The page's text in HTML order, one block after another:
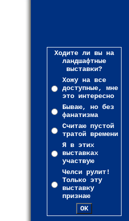
Ходите ли вы на
ландшафтные
выставки?
Хожу на все
доступные, мне
это интересно
Бываю, но без
фанатизма
Считаю пустой
тратой времени
Я в этих
выставках
участвую
Челси рулит!
Только эту
выставку
признаю